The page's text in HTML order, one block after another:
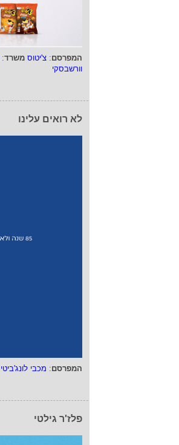
המפרסם: צ'יטוס משרד:
וורשבסקי
לא רואים עלינו
המפרסם: מכבי לונג'ביטי
פלז'ר גילטי